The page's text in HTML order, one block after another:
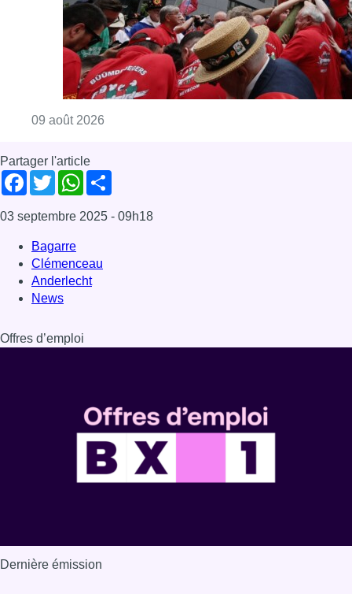
09 août 2026
Partager l'article
Facebook
TwitterWhatsApp
03 septembre 2025 - 09h18
Bagarre
Clémenceau
Anderlecht
News
Offres d’emploi
Dernière émission